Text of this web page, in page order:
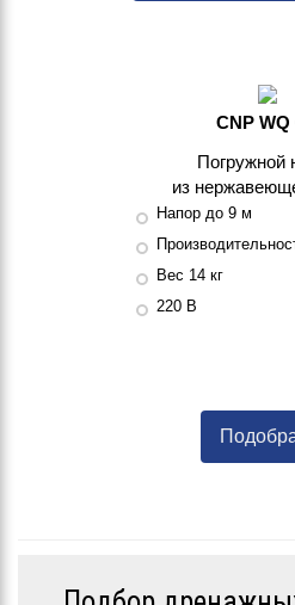
CNP WQ
Погружной
из
Напор до 9 м
Вес 14 кг
220 В